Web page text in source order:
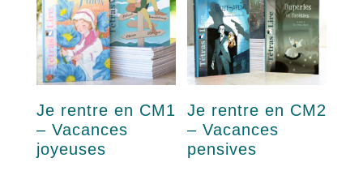
Je rentre en CM1
– Vacances
joyeuses
Je rentre en CM2
– Vacances
pensives